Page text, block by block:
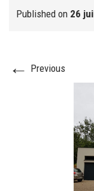
FJ réalisation
Nos prestations
Published on 26
← Previous